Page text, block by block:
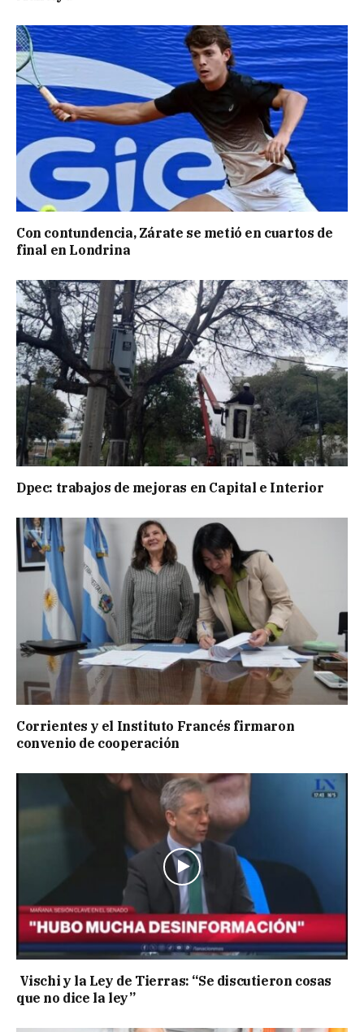
Con contundencia, Zárate se metió en cuartos de
final en Londrina
Dpec: trabajos de mejoras en Capital e Interior
Corrientes y el Instituto Francés firmaron
convenio de cooperación
Vischi y la Ley de Tierras: “Se discutieron cosas
que no dice la ley”